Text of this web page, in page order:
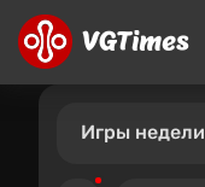
Игры недели